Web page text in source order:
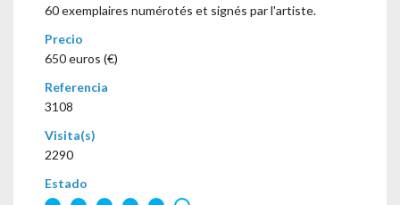
60 exemplaires numérotés et signés par l'artiste.
Precio
650 euros (€)
Referencia
3108
Visita(s)
2290
Estado